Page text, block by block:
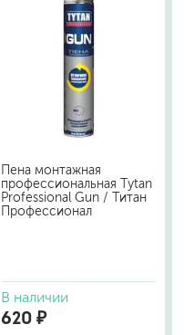
Пена монтажная
профессиональная Tytan
Professional Gun / Титан
Профессионал
В наличии
620 ₽